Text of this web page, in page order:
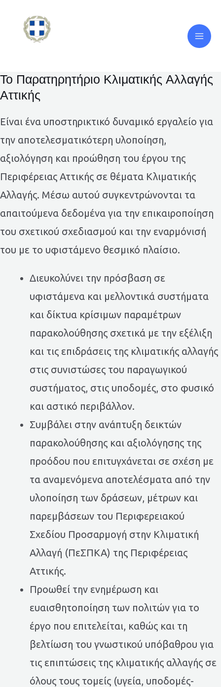
περιεχόμενο
Το Παρατηρητήριο Κλιματικής Αλλαγής
Αττικής
Είναι ένα υποστηρικτικό δυναμικό εργαλείο για
την αποτελεσματικότερη υλοποίηση,
αξιολόγηση και προώθηση του έργου της
Περιφέρειας Αττικής σε θέματα Κλιματικής
Αλλαγής. Μέσω αυτού συγκεντρώνονται τα
απαιτούμενα δεδομένα για την επικαιροποίηση
του σχετικού σχεδιασμού και την εναρμόνισή
του με το υφιστάμενο θεσμικό πλαίσιο.
Διευκολύνει την πρόσβαση σε
υφιστάμενα και μελλοντικά συστήματα
και δίκτυα κρίσιμων παραμέτρων
παρακολούθησης σχετικά με την εξέλιξη
και τις επιδράσεις της κλιματικής αλλαγής
στις συνιστώσες του παραγωγικού
συστήματος, στις υποδομές, στο φυσικό
και αστικό περιβάλλον.
Συμβάλει στην ανάπτυξη δεικτών
παρακολούθησης και αξιολόγησης της
προόδου που επιτυγχάνεται σε σχέση με
τα αναμενόμενα αποτελέσματα από την
υλοποίηση των δράσεων, μέτρων και
παρεμβάσεων του Περιφερειακού
Σχεδίου Προσαρμογή στην Κλιματική
Αλλαγή (ΠεΣΠΚΑ) της Περιφέρειας
Αττικής.
Προωθεί την ενημέρωση και
ευαισθητοποίηση των πολιτών για το
έργο που επιτελείται, καθώς και τη
βελτίωση του γνωστικού υπόβαθρου για
τις επιπτώσεις της κλιματικής αλλαγής σε
όλους τους τομείς (υγεία, υποδομές-